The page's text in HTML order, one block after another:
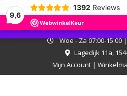
9,6
1392 Reviews
Woe - Za 07:00-15:00
Lagedijk 11a,
Mijn Account|
I.v.m. met onze zomerstop kan er
bakkerij is wel open, kom langs en